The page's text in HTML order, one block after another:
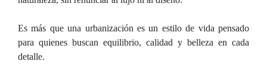
Es más que una urbanización es un estilo de vida pensado
para quienes buscan equilibrio, calidad y belleza en cada
detalle.